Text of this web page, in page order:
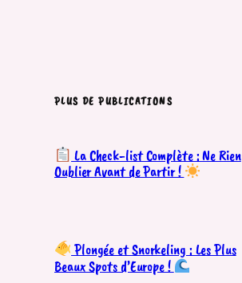
PLUS DE PUBLICATIONS
La Check-list Complète : Ne Rien
Oublier Avant de Partir !
Plongée et Snorkeling : Les Plus
Beaux Spots d’Europe !